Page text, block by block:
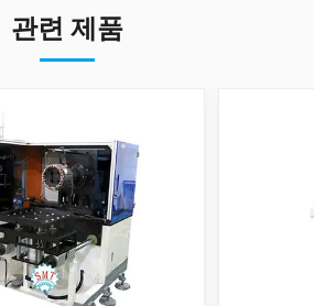
관련 제품